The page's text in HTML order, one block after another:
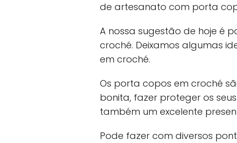
de artesanato com porta
A nossa sugestão de hoje é
croché. Deixamos algumas
em croché.
Os porta copos em croché
bonita, fazer proteger os
também um excelente
Pode fazer com diversos